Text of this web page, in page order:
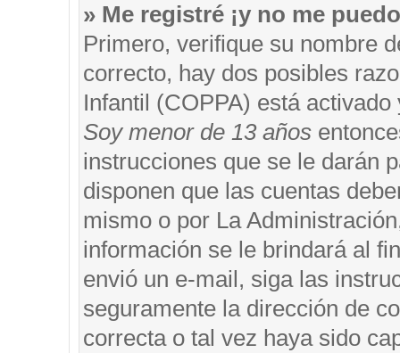
» Me registré ¡y no me
Primero, verifique su nombre
correcto, hay dos posibles
Infantil (COPPA) está
Soy menor de 13 años
instrucciones que se le darán
disponen que las cuentas
mismo o por La
información se le brindará al
envió un e-mail, siga las
seguramente la dirección de
correcta o tal vez haya sido